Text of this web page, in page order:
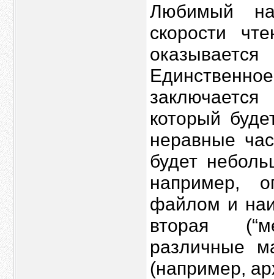
Любимый
скорости
который
неравные
будет
например,
файлом и
вторая
различные
(например,